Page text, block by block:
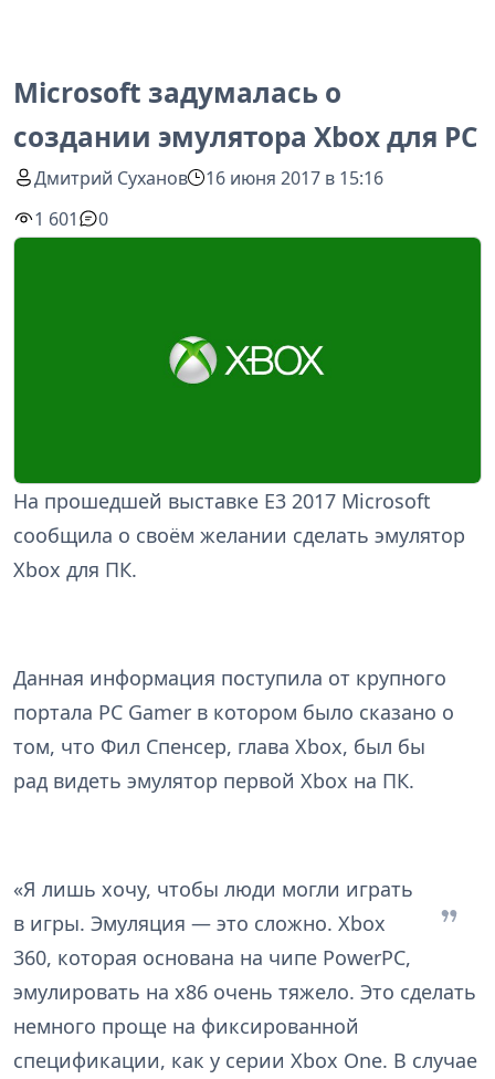
Microsoft задумалась о
создании эмулятора Xbox для PC
Дмитрий Суханов
16 июня 2017 в 15:16
1 601
0
На прошедшей выставке E3 2017 Microsoft
сообщила о своём желании сделать эмулятор
Xbox для ПК.
Данная информация поступила от крупного
портала PC Gamer в котором было сказано о
том, что Фил Спенсер, глава Xbox, был бы
рад видеть эмулятор первой Xbox на ПК.
«Я лишь хочу, чтобы люди могли играть
в игры. Эмуляция — это сложно. Xbox
360, которая основана на чипе PowerPC,
эмулировать на x86 очень тяжело. Это сделать
немного проще на фиксированной
спецификации, как у серии Xbox One. В случае